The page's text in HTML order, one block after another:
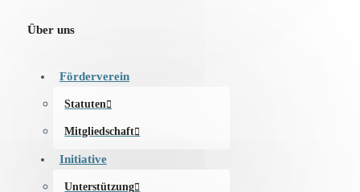
Über uns
Förderverein
Statuten
Mitgliedschaft
Initiative
Unterstützung